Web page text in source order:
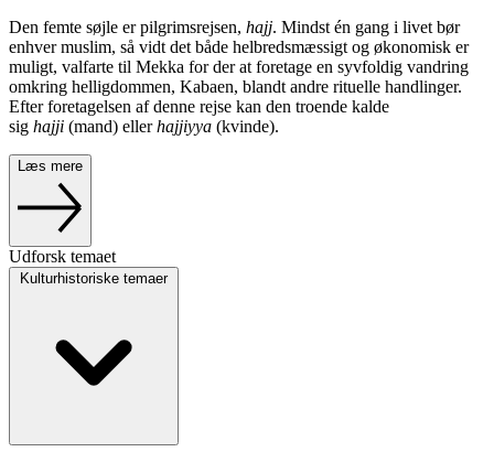
Den femte søjle er pilgrimsrejsen, hajj. Mindst én gang i livet bør
enhver muslim, så vidt det både helbredsmæssigt og økonomisk er
muligt, valfarte til Mekka for der at foretage en syvfoldig vandring
omkring helligdommen, Kabaen, blandt andre rituelle handlinger.
Efter foretagelsen af denne rejse kan den troende kalde
sig hajji (mand) ellerhajjiyya (kvinde).
Læs mere
Udforsk temaet
Kulturhistoriske temaer